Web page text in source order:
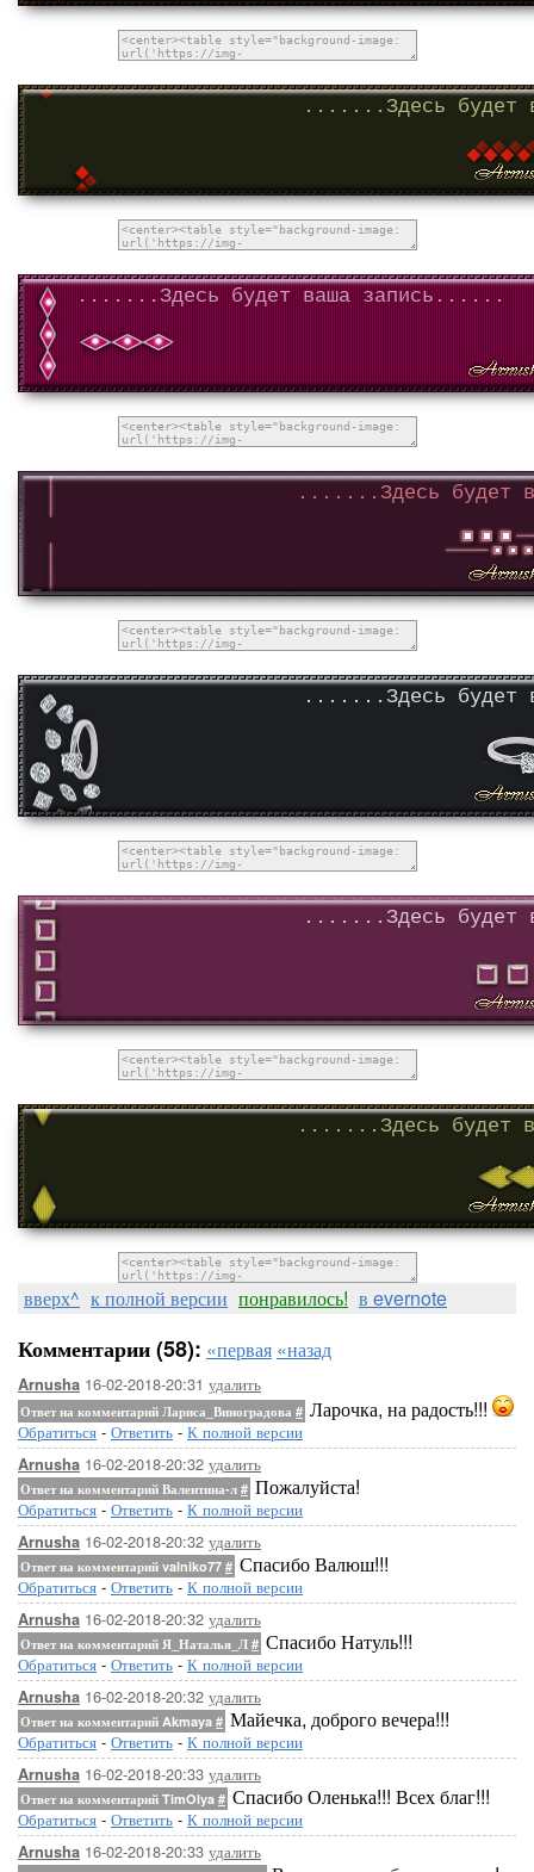
.......Здесь будет
.......Здесь будет ваша запись......
.......Здесь будет
.......Здесь будет
.......Здесь будет
.......Здесь будет
вверх^ к полной версии понравилось! в evernote
Комментарии (58): «первая «назад
Arnusha 16-02-2018-20:31 удалить
Ответ на комментарий Лариса_Виноградова # Ларочка, на радость!!!
Обратиться - Ответить - К полной версии
Arnusha 16-02-2018-20:32 удалить
Ответ на комментарий Валентина-л # Пожалуйста!
Обратиться - Ответить - К полной версии
Arnusha 16-02-2018-20:32 удалить
Ответ на комментарий valniko77 # Спасибо Валюш!!!
Обратиться - Ответить - К полной версии
Arnusha 16-02-2018-20:32 удалить
Ответ на комментарий Я_Наталья_Л # Спасибо Натуль!!!
Обратиться - Ответить - К полной версии
Arnusha 16-02-2018-20:32 удалить
Ответ на комментарий Akmaya # Майечка, доброго вечера!!!
Обратиться - Ответить - К полной версии
Arnusha 16-02-2018-20:33 удалить
Ответ на комментарий TimOlya # Спасибо Оленька!!! Всех благ!!!
Обратиться - Ответить - К полной версии
Arnusha 16-02-2018-20:33 удалить